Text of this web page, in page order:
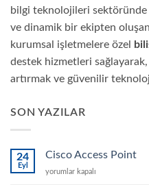
bilgi teknolojileri
ve dinamik bir ekipten oluşan
kurumsal işletmelere özel
destek hizmetleri
artırmak ve güvenilir
SON YAZILAR
24
Eyl
Cisco Access Point
Cisco
yorumlar kapalı